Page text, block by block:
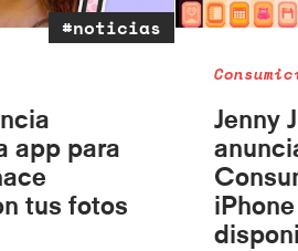
#noticias
app para
tus fotos
Jenny